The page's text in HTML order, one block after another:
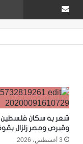
شعر به سكان فلسطين
وقبرص ومصر زلزال بقوة 5.6 يُثير
3 أغسطس، 2026